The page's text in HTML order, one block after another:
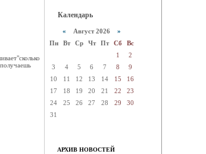
Календарь
« Август 2026 »
Пн
Вт Ср Чт Пт Сб
Вс
1
2
3
4 5 6 7 8
9
10
11 12 13 14 15
16
17
18 19 20 21 22
23
24
25 26 27 28 29
30
31
АРХИВ НОВОСТЕЙ